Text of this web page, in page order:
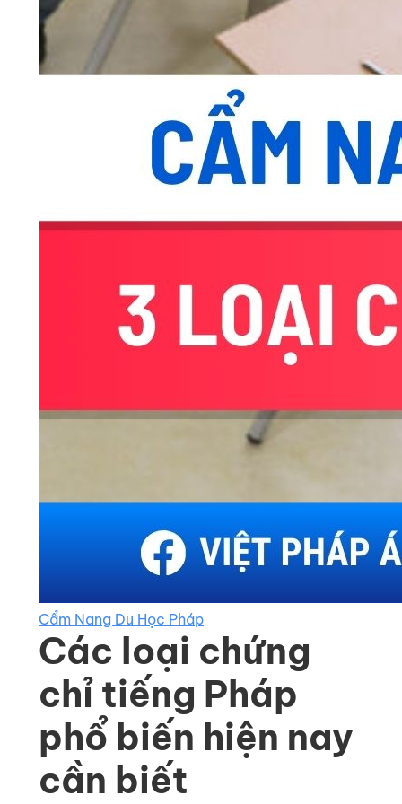
Cẩm Nang Du Học Pháp
Các loại chứng
chỉ tiếng Pháp
phổ biến hiện nay
cần biết